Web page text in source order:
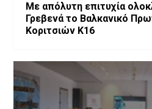
Με απόλυτη επιτυχία
Γρεβενά το Βαλκανικό
Κοριτσιών Κ16